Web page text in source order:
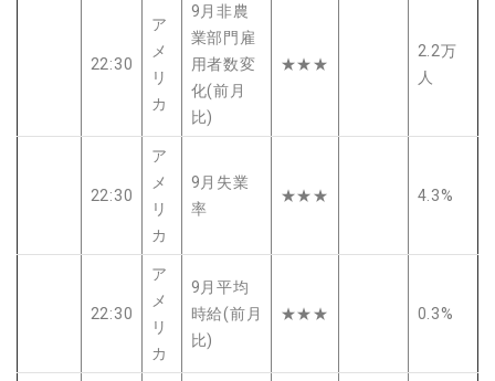
22:30
ア
メ
リ
カ
9月非農
業部門雇
用者数変
化(前月
比)
★★★
2.2万
人
22:30
ア
メ
リ
カ
9月失業
率
★★★ 4.3%
22:30
ア
メ
リ
カ
9月平均
時給(前月
比)
★★★ 0.3%